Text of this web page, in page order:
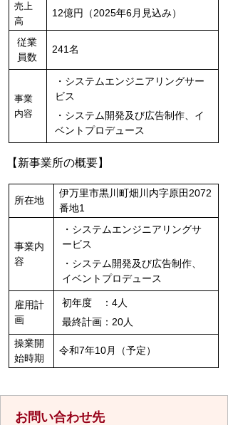
売上
高
12億円（2025年6月見込み）
従業
員数
241名
事業
内容
・システムエンジニアリングサー
ビス
・システム開発及び広告制作、イ
ベントプロデュース
【新事業所の概要】
所在地
伊万里市黒川町畑川内字原田2072
番地1
事業内
容
・システムエンジニアリングサ
ービス
・システム開発及び広告制作、
イベントプロデュース
雇用計
画
初年度 ：4人
最終計画：20人
操業開
始時期
令和7年10月（予定）
お問い合わせ先